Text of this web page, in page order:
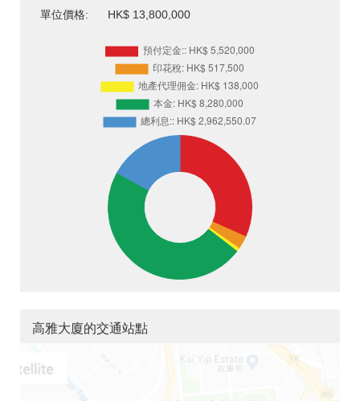
單位價格:
HK$ 13,800,000
高雅大廈的交通站點